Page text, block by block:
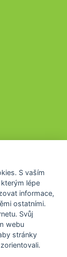
. S vaším
lépe
informace,
ostatními.
Svůj
webu
stránky